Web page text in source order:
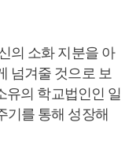
의 소화 지분을 아
넘겨줄 것으로 보
유의 학교법인인 일
기를 통해 성장해